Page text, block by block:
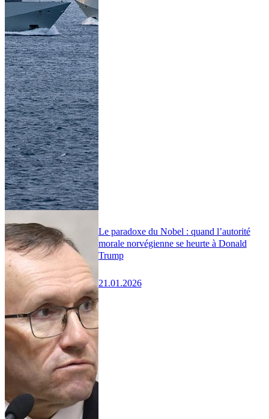
Le paradoxe du Nobel : quand l’autorité
morale norvégienne se heurte à Donald
Trump
21.01.2026